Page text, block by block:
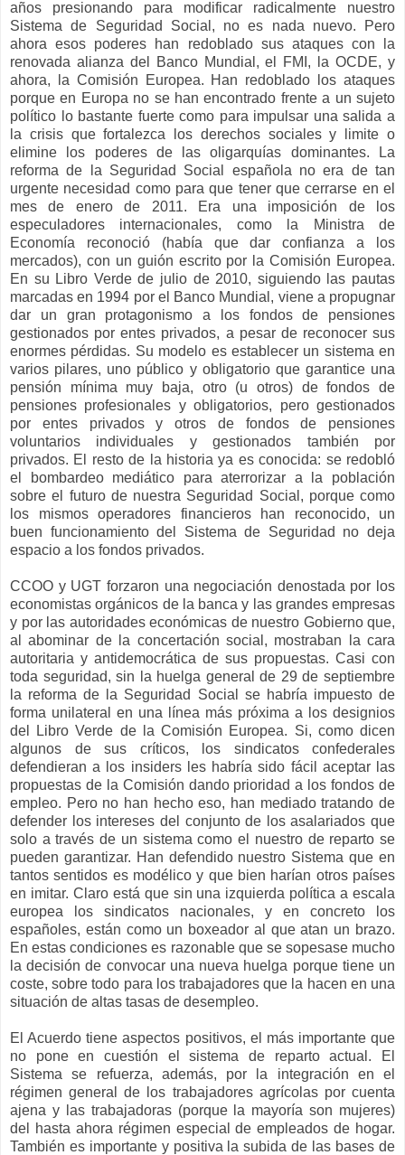
años presionando para modificar radicalmente nuestro
Sistema de Seguridad Social, no es nada nuevo. Pero
ahora esos poderes han redoblado sus ataques con la
renovada alianza del Banco Mundial, el FMI, la OCDE, y
ahora, la Comisión Europea. Han redoblado los ataques
porque en Europa no se han encontrado frente a un sujeto
político lo bastante fuerte como para impulsar una salida a
la crisis que fortalezca los derechos sociales y limite o
elimine los poderes de las oligarquías dominantes. La
reforma de la Seguridad Social española no era de tan
urgente necesidad como para que tener que cerrarse en el
mes de enero de 2011. Era una imposición de los
especuladores internacionales, como la Ministra de
Economía reconoció (había que dar confianza a los
mercados), con un guión escrito por la Comisión Europea.
En su Libro Verde de julio de 2010, siguiendo las pautas
marcadas en 1994 por el Banco Mundial, viene a propugnar
dar un gran protagonismo a los fondos de pensiones
gestionados por entes privados, a pesar de reconocer sus
enormes pérdidas. Su modelo es establecer un sistema en
varios pilares, uno público y obligatorio que garantice una
pensión mínima muy baja, otro (u otros) de fondos de
pensiones profesionales y obligatorios, pero gestionados
por entes privados y otros de fondos de pensiones
voluntarios individuales y gestionados también por
privados. El resto de la historia ya es conocida: se redobló
el bombardeo mediático para aterrorizar a la población
sobre el futuro de nuestra Seguridad Social, porque como
los mismos operadores financieros han reconocido, un
buen funcionamiento del Sistema de Seguridad no deja
espacio a los fondos privados.
CCOO y UGT forzaron una negociación denostada por los
economistas orgánicos de la banca y las grandes empresas
y por las autoridades económicas de nuestro Gobierno que,
al abominar de la concertación social, mostraban la cara
autoritaria y antidemocrática de sus propuestas. Casi con
toda seguridad, sin la huelga general de 29 de septiembre
la reforma de la Seguridad Social se habría impuesto de
forma unilateral en una línea más próxima a los designios
del Libro Verde de la Comisión Europea. Si, como dicen
algunos de sus críticos, los sindicatos confederales
defendieran a los insiders les habría sido fácil aceptar las
propuestas de la Comisión dando prioridad a los fondos de
empleo. Pero no han hecho eso, han mediado tratando de
defender los intereses del conjunto de los asalariados que
solo a través de un sistema como el nuestro de reparto se
pueden garantizar. Han defendido nuestro Sistema que en
tantos sentidos es modélico y que bien harían otros países
en imitar. Claro está que sin una izquierda política a escala
europea los sindicatos nacionales, y en concreto los
españoles, están como un boxeador al que atan un brazo.
En estas condiciones es razonable que se sopesase mucho
la decisión de convocar una nueva huelga porque tiene un
coste, sobre todo para los trabajadores que la hacen en una
situación de altas tasas de desempleo.
El Acuerdo tiene aspectos positivos, el más importante que
no pone en cuestión el sistema de reparto actual. El
Sistema se refuerza, además, por la integración en el
régimen general de los trabajadores agrícolas por cuenta
ajena y las trabajadoras (porque la mayoría son mujeres)
del hasta ahora régimen especial de empleados de hogar.
También es importante y positiva la subida de las bases de